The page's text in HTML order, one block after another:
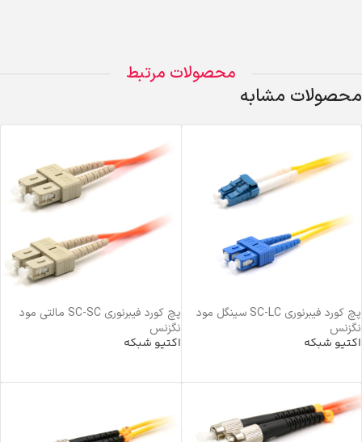
محصولات مرتبط
محصولات مشابه
پچ کورد فیبرنوری SC-LC سینگل مود
نگزنس
اکتیو شبکه
پچ کورد فیبرنوری SC-SC مالتی مود
نگزنس
اکتیو شبکه